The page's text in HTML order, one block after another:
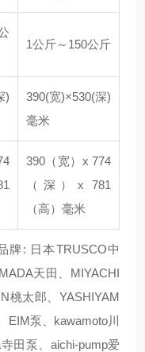
1公斤～150公斤
)
390(宽)×530(深)
毫米
390（宽）x 774
（深）x 781
（高）毫米
牌: 日本TRUSCO中
天田、MIYACHI
桃太郎、YASHIYAM
EIM泵、kawamoto川
田泵、aichi-pump爱